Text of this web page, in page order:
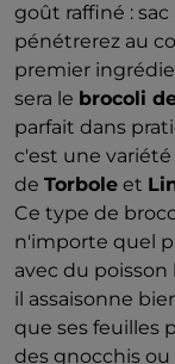
goût raffiné : sac
pénétrerez au
premier
sera le brocoli
parfait dans
c'est une
de Torbole et
Ce type de
n'importe quel
avec du poisson
il assaisonne
que ses feuilles
des gnocchis ou